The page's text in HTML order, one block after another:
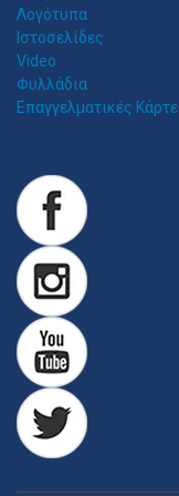
Λογότυπα
Ιστοσελίδες
Video
Φυλλάδια
Επαγγελματικές